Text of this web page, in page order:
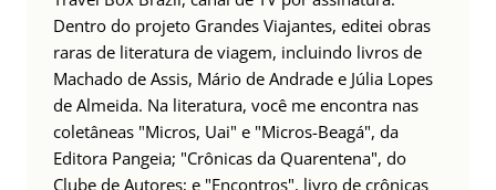
Dentro do projeto Grandes Viajantes, editei obras
raras de literatura de viagem, incluindo livros de
Machado de Assis, Mário de Andrade e Júlia Lopes
de Almeida. Na literatura, você me encontra nas
coletâneas "Micros, Uai" e "Micros-Beagá", da
Editora Pangeia; "Crônicas da Quarentena", do
Clube de Autores; e "Encontros", livro de crônicas